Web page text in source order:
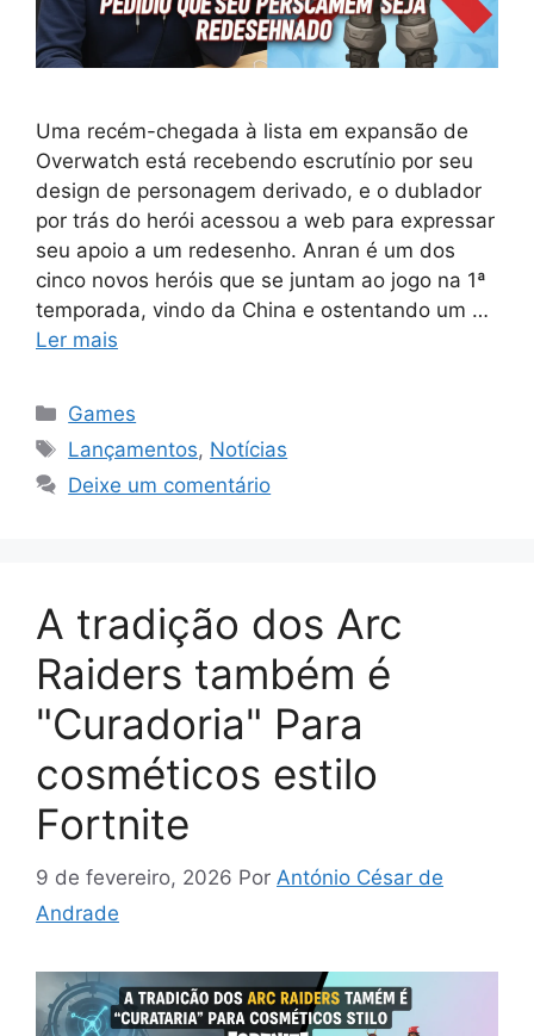
Uma recém-chegada à lista em expansão de
Overwatch está recebendo escrutínio por seu
design de personagem derivado, e o dublador
por trás do herói acessou a web para expressar
seu apoio a um redesenho. Anran é um dos
cinco novos heróis que se juntam ao jogo na 1ª
temporada, vindo da China e ostentando um …
Ler mais
Categorias
Games
Tags
Lançamentos, Notícias
Deixe um comentário
A tradição dos Arc
Raiders também é
"Curadoria" Para
cosméticos estilo
Fortnite
9 de fevereiro, 2026 Por António César de
Andrade